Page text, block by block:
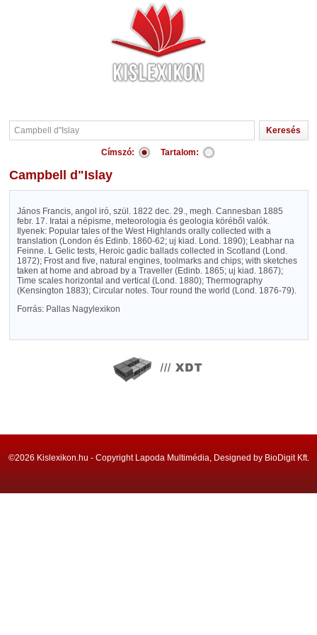
Címszó: Tartalom:
Campbell d"Islay
János Francis, angol iró, szül. 1822 dec. 29., megh. Cannesban 1885
febr. 17. Iratai a népisme, meteorologia és geologia köréből valók.
Ilyenek: Popular tales of the West Highlands orally collected with a
translation (London és Edinb. 1860-62; uj kiad. Lond. 1890); Leabhar na
Feinne. L Gelic tests, Heroic gadic ballads collected in Scotland (Lond.
1872); Frost and five, natural engines, toolmarks and chips; with sketches
taken at home and abroad by a Traveller (Edinb. 1865; uj kiad. 1867);
Time scales horizontal and vertical (Lond. 1880); Thermography
(Kensington 1883); Circular notes. Tour round the world (Lond. 1876-79).
Forrás: Pallas Nagylexikon
©2026 Kislexikon.hu - Copyright Lapoda Multimédia, Designed by BioDigit Kft.